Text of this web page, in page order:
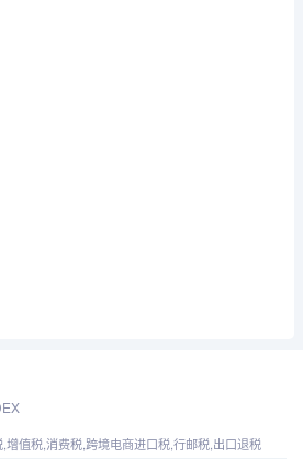
增值税,消费税,跨境电商进口税,行邮税,出口退税